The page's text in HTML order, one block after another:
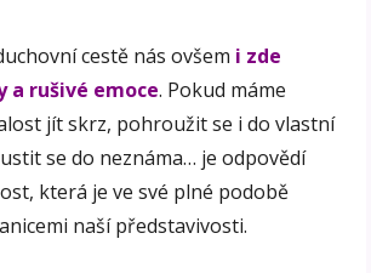
cestě nás ovšem i zde
a rušivé emoce. Pokud máme
jít skrz, pohroužit se i do vlastní
se do neznáma… je odpovědí
která je ve své plné podobě
naší představivosti.